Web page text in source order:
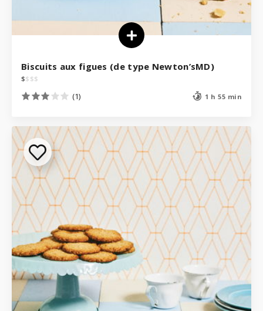
Biscuits aux figues (de type Newton’sMD)
$$ $$
(1) 1 h 55 min